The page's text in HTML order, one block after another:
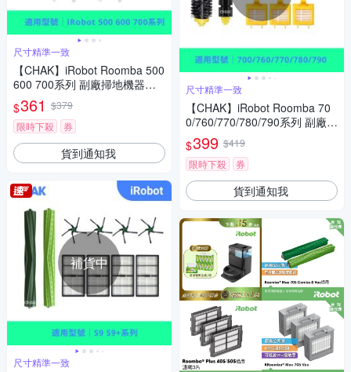
尺寸精準一致
【CHAK】iRobot Roomba 500
600 700系列 副廠掃地機器人
配件耗材超值組(邊刷6入組)
$361 $379
限時下殺
券
貨到通知我
補貨中
尺寸精準一致
尺寸精準一致
【CHAK】iRobot Roomba 70
0/760/770/780/790系列 副廠掃
地機器人配件耗材超值組(主刷x
1 邊刷x3 濾網x6)
$399 $419
限時下殺
券
貨到通知我